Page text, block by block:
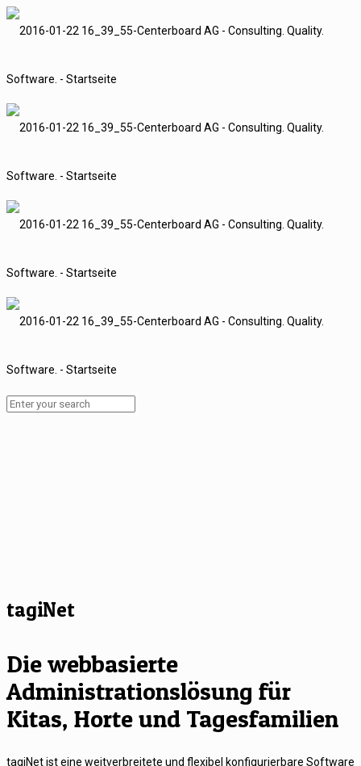
tagiNet
Die webbasierte
Administrationslösung für
Kitas, Horte und Tagesfamilien
tagiNet ist eine weitverbreitete und flexibel konfigurierbare Software